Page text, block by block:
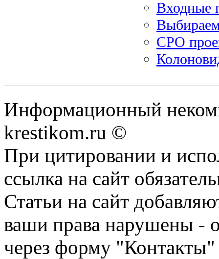
Входные
СРО
Информационный
krestikom.ru ©
При цитировании и
ссылка на сайт
Статьи на сайт
ваши права нарушены -
через форму "Контакты"